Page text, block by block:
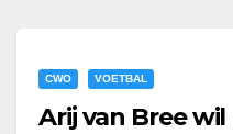
CWO VOETBAL
Arij van Bree